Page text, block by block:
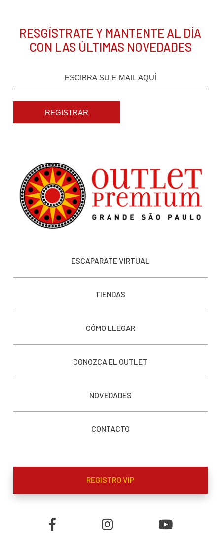
RESGÍSTRATE Y MANTENTE AL DÍA
CON LAS ÚLTIMAS NOVEDADES
REGISTRAR
ESCAPARATE VIRTUAL
TIENDAS
CÓMO LLEGAR
CONOZCA EL OUTLET
NOVEDADES
CONTACTO
REGISTRO VIP